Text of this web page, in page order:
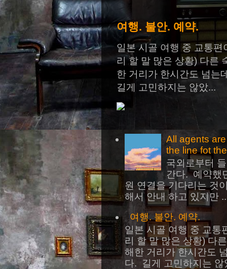
여행. 불안. 예약.
일본 시골 여행 중 교통
리 할 말 많은 상황) 다른
한 거리가 한시간도 넘는
길게 고민하지는 않았...
All agents
the line fot
국외로부터
간다. 예약했
원 연결을 기다리는 것
해서 안내 하고 있지만
여행. 불안. 예약.
일본 시골 여행 중 교통
리 할 말 많은 상황) 다
해한 거리가 한시간도
다. 길게 고민하지는 않